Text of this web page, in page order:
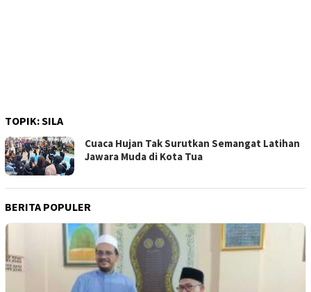
TOPIK:SILA
Cuaca Hujan Tak Surutkan Semangat Latihan
Jawara Muda di Kota Tua
BERITA POPULER